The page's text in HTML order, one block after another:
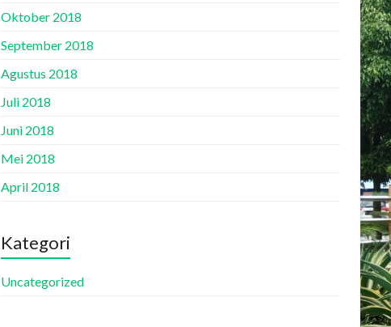
Oktober 2018
September 2018
Agustus 2018
Juli 2018
Juni 2018
Mei 2018
April 2018
Kategori
Uncategorized